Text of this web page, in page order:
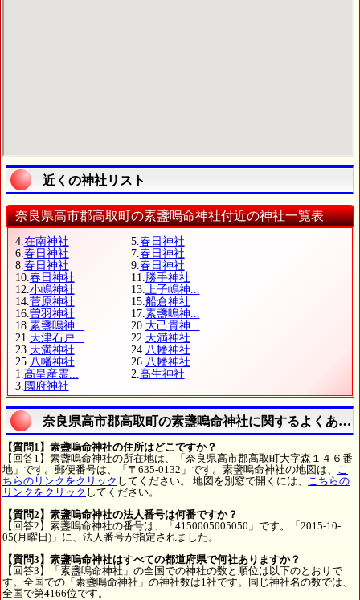
近くの神社リスト
奈良県高市郡高取町の素盞嗚命神社付近の神社一覧表
4. 在南神社 5. 春日神社
6. 春日神社 7. 春日神社
8. 春日神社 9. 春日神社
10. 春日神社 11. 勝手神社
12. 小嶋神社 13.
上子嶋神...
14. 菅原神社 15. 船倉神社
16. 曽羽神社 17. 素盞嗚神...
18. 素盞嗚神... 20. 大己貴神...
21. 天津石戸... 22. 天満神社
23. 天満神社 24. 八幡神社
25. 八幡神社 26. 八幡神社
1. 高皇産霊... 2. 高生神社
3. 國府神社
奈良県高市郡高取町の素盞嗚命神社に関するよくある
【質問1】素盞嗚命神社の住所はどこですか？
【回答1】素盞嗚命神社の所在地は、「奈良県高市郡高取町大字森１４６番
地」です。郵便番号は、「〒635-0132」です。素盞嗚命神社の地図は、
こ
ちらのリンクをクリック してください。 地図を別窓で開くには、
こちらの
リンクをクリック してください。
【質問2】素盞嗚命神社の法人番号は何番ですか？
【回答2】素盞嗚命神社の番号は、「4150005005050」です。「2015-10-
05(月曜日)」に、法人番号が指定されました。
【質問3】素盞嗚命神社はすべての都道府県で何社ありますか？
【回答3】「素盞嗚命神社」の全国での神社の数と順位は以下のとおりで
す。全国での「素盞嗚命神社」の神社数は1社です。同じ神社名の数では、
全国で第4166位です。